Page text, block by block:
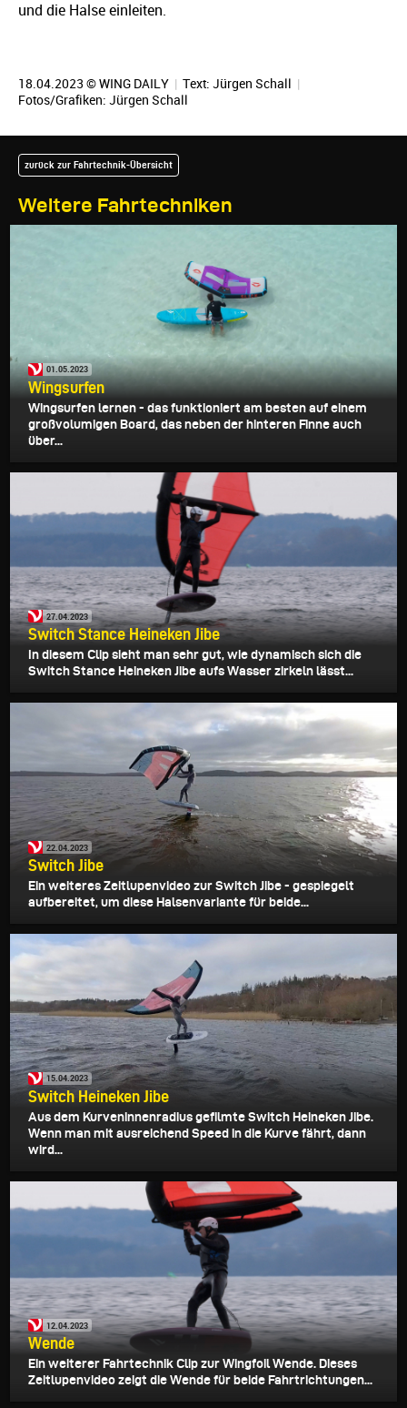
und die Halse einleiten.
18.04.2023 © WING DAILY | Text: Jürgen Schall |
Fotos/Grafiken: Jürgen Schall
Weitere Fahrtechniken
zurück zur Fahrtechnik-Übersicht
01.05.2023
Wingsurfen
Wingsurfen lernen - das funktioniert am besten auf einem
großvolumigen Board, das neben der hinteren Finne auch
über...
27.04.2023
Switch Stance Heineken Jibe
In diesem Clip sieht man sehr gut, wie dynamisch sich die
Switch Stance Heineken Jibe aufs Wasser zirkeln lässt...
22.04.2023
Switch Jibe
Ein weiteres Zeitlupenvideo zur Switch Jibe - gespiegelt
aufbereitet, um diese Halsenvariante für beide...
15.04.2023
Switch Heineken Jibe
Aus dem Kurveninnenradius gefilmte Switch Heineken Jibe.
Wenn man mit ausreichend Speed in die Kurve fährt, dann
wird...
12.04.2023
Wende
Ein weiterer Fahrtechnik Clip zur Wingfoil Wende. Dieses
Zeitlupenvideo zeigt die Wende für beide Fahrtrichtungen...